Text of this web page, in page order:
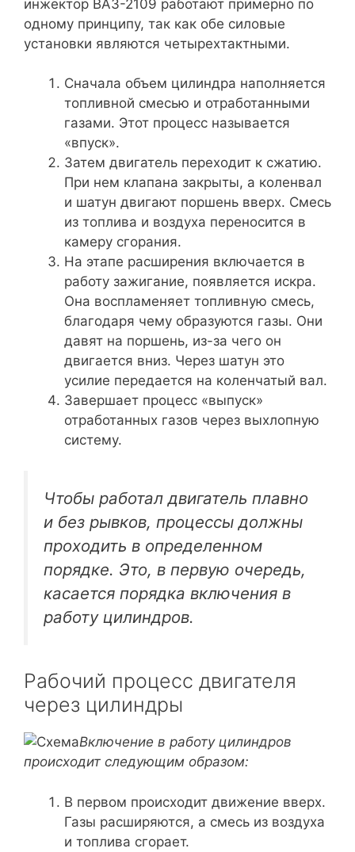
инжектор ВАЗ-2109 работают примерно по
одному принципу, так как обе силовые
установки являются четырехтактными.
Сначала объем цилиндра наполняется
топливной смесью и отработанными
газами. Этот процесс называется
«впуск».
Затем двигатель переходит к сжатию.
При нем клапана закрыты, а коленвал
и шатун двигают поршень вверх. Смесь
из топлива и воздуха переносится в
камеру сгорания.
На этапе расширения включается в
работу зажигание, появляется искра.
Она воспламеняет топливную смесь,
благодаря чему образуются газы. Они
давят на поршень, из-за чего он
двигается вниз. Через шатун это
усилие передается на коленчатый вал.
Завершает процесс «выпуск»
отработанных газов через выхлопную
систему.
Чтобы работал двигатель плавно
и без рывков, процессы должны
проходить в определенном
порядке. Это, в первую очередь,
касается порядка включения в
работу цилиндров.
Рабочий процесс двигателя
через цилиндры
Включение в работу цилиндров
происходит следующим образом:
В первом происходит движение вверх.
Газы расширяются, а смесь из воздуха
и топлива сгорает.